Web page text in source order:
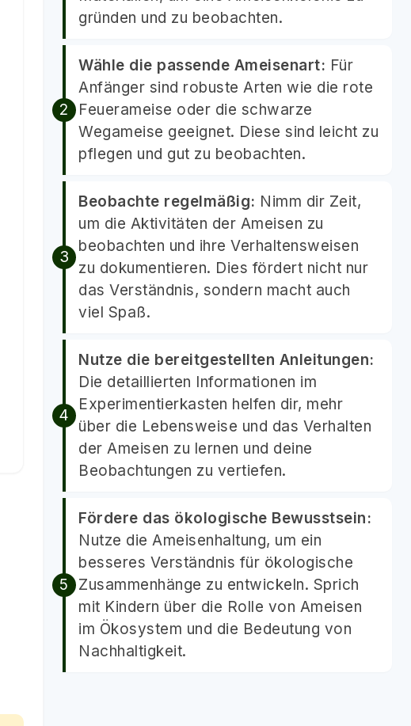
gründen und zu beobachten.
Wähle die passende Ameisenart: Für
Anfänger sind robuste Arten wie die rote
Feuerameise oder die schwarze
Wegameise geeignet. Diese sind leicht zu
pflegen und gut zu beobachten.
Beobachte regelmäßig: Nimm dir Zeit,
um die Aktivitäten der Ameisen zu
beobachten und ihre Verhaltensweisen
zu dokumentieren. Dies fördert nicht nur
das Verständnis, sondern macht auch
viel Spaß.
Nutze die bereitgestellten Anleitungen:
Die detaillierten Informationen im
Experimentierkasten helfen dir, mehr
über die Lebensweise und das Verhalten
der Ameisen zu lernen und deine
Beobachtungen zu vertiefen.
Fördere das ökologische Bewusstsein:
Nutze die Ameisenhaltung, um ein
besseres Verständnis für ökologische
Zusammenhänge zu entwickeln. Sprich
mit Kindern über die Rolle von Ameisen
im Ökosystem und die Bedeutung von
Nachhaltigkeit.